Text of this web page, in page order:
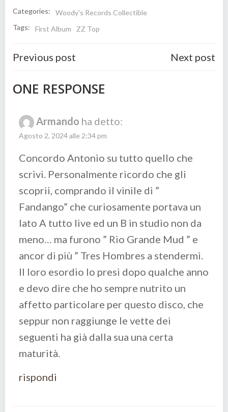
Categories:
Woody's Records Collectible
Tags:
First Album ZZ Top
Post
navigation
Previous post Next post
ONE RESPONSE
Armando ha detto:
Agosto 2, 2024 alle 2:34 pm
Concordo Antonio su tutto quello che
scrivi. Personalmente ricordo che gli
scoprii, comprando il vinile di ”
Fandango” che curiosamente portava un
lato A tutto live ed un B in studio non da
meno… ma furono ” Rio Grande Mud ” e
ancor di più ” Tres Hombres a stendermi.
Il loro esordio lo presi dopo qualche anno
e devo dire che ho sempre nutrito un
affetto particolare per questo disco, che
seppur non raggiunge le vette dei
seguenti ha già dalla sua una certa
maturità.
rispondi